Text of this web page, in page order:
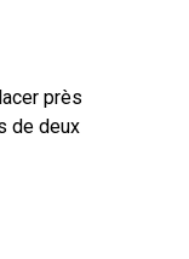
près
de deux